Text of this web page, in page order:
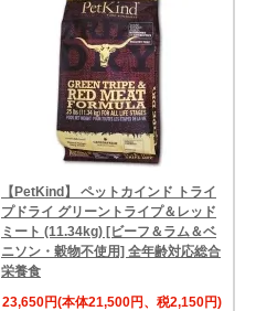
【PetKind】 ペットカインド トライ
プドライ グリーントライプ＆レッド
ミート (11.34kg) [ビーフ＆ラム＆ベ
ニソン・穀物不使用] 全年齢対応総合
栄養食
23,650円(本体21,500円、税2,150円)